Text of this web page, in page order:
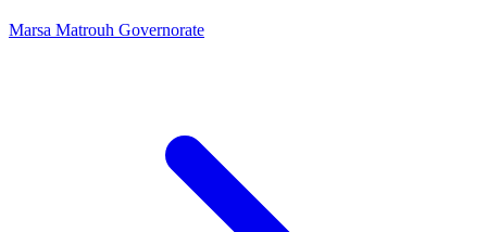
Marsa Matrouh Governorate